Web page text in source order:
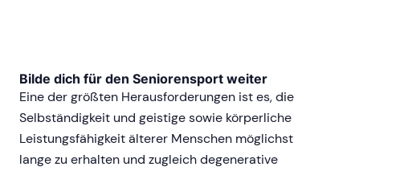
Bilde dich für den Seniorensport weiter
Eine der größten Herausforderungen ist es, die
Selbständigkeit und geistige sowie körperliche
Leistungsfähigkeit älterer Menschen möglichst
lange zu erhalten und zugleich degenerative